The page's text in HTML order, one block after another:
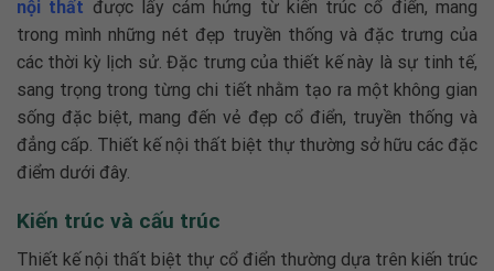
nội thất được lấy cảm hứng từ kiến trúc cổ điển, mang
trong mình những nét đẹp truyền thống và đặc trưng của
các thời kỳ lịch sử. Đặc trưng của thiết kế này là sự tinh tế,
sang trọng trong từng chi tiết nhằm tạo ra một không gian
sống đặc biệt, mang đến vẻ đẹp cổ điển, truyền thống và
đẳng cấp. Thiết kế nội thất biệt thự thường sở hữu các đặc
điểm dưới đây.
Kiến trúc và cấu trúc
Thiết kế nội thất biệt thự cổ điển thường dựa trên kiến trúc